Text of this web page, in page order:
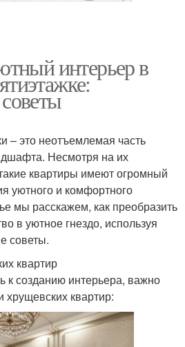
интерьер в
– это неотъемлемая часть
Несмотря на их
квартиры имеют огромный
уютного и комфортного
мы расскажем, как преобразить
в уютное гнездо, используя
советы.
квартир
к созданию интерьера, важно
хрущевских квартир: